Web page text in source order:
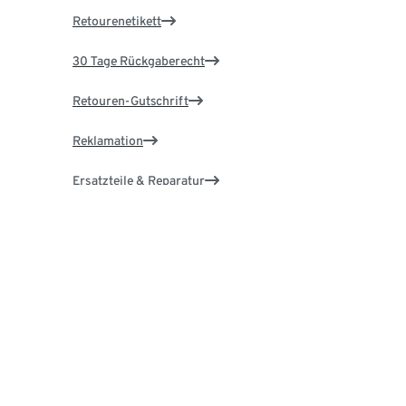
Retourenetikett
30 Tage Rückgaberecht
Retouren-Gutschrift
Reklamation
Ersatzteile & Reparatur